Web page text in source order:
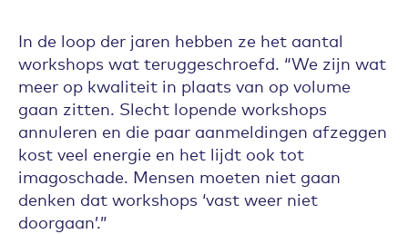
In de loop der jaren hebben ze het aantal
workshops wat teruggeschroefd. “We zijn wat
meer op kwaliteit in plaats van op volume
gaan zitten. Slecht lopende workshops
annuleren en die paar aanmeldingen afzeggen
kost veel energie en het lijdt ook tot
imagoschade. Mensen moeten niet gaan
denken dat workshops ‘vast weer niet
doorgaan’.”